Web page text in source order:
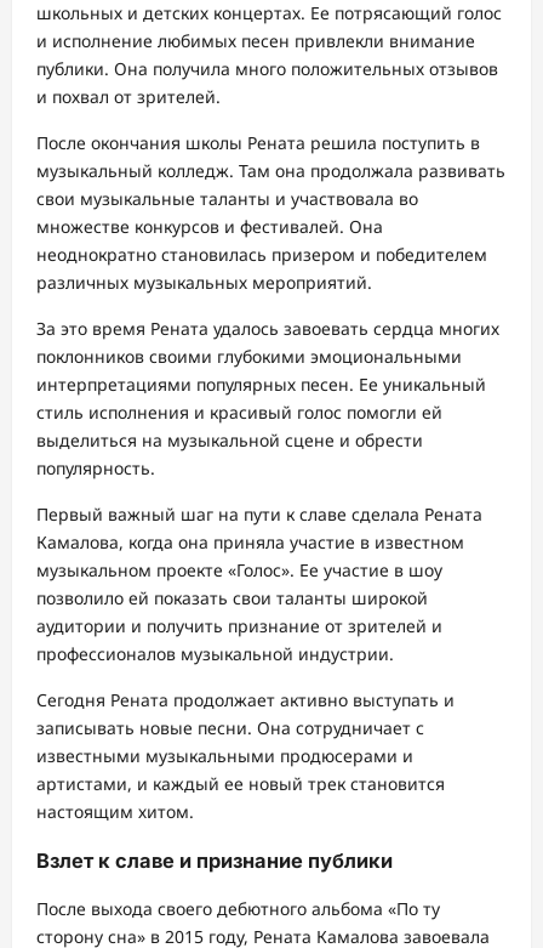
школьных и детских концертах. Ее потрясающий голос
и исполнение любимых песен привлекли внимание
публики. Она получила много положительных отзывов
и похвал от зрителей.
После окончания школы Рената решила поступить в
музыкальный колледж. Там она продолжала развивать
свои музыкальные таланты и участвовала во
множестве конкурсов и фестивалей. Она
неоднократно становилась призером и победителем
различных музыкальных мероприятий.
За это время Рената удалось завоевать сердца многих
поклонников своими глубокими эмоциональными
интерпретациями популярных песен. Ее уникальный
стиль исполнения и красивый голос помогли ей
выделиться на музыкальной сцене и обрести
популярность.
Первый важный шаг на пути к славе сделала Рената
Камалова, когда она приняла участие в известном
музыкальном проекте «Голос». Ее участие в шоу
позволило ей показать свои таланты широкой
аудитории и получить признание от зрителей и
профессионалов музыкальной индустрии.
Сегодня Рената продолжает активно выступать и
записывать новые песни. Она сотрудничает с
известными музыкальными продюсерами и
артистами, и каждый ее новый трек становится
настоящим хитом.
Взлет к славе и признание публики
После выхода своего дебютного альбома «По ту
сторону сна» в 2015 году, Рената Камалова завоевала